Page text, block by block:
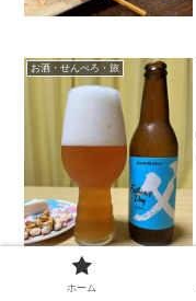
お酒・せんべろ・旅
ホーム